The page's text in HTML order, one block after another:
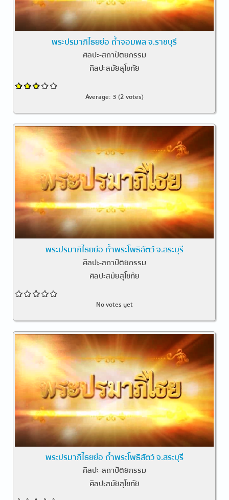
พระปรมาภิไธยย่อ ถ้ำจอมพล จ.ราชบุรี
ศิลปะ-สถาปัตยกรรม
ศิลปะสมัยสุโขทัย
Average: 3 (2 votes)
พระปรมาภิไธยย่อ ถ้ำพระโพธิสัตว์ จ.สระบุรี
ศิลปะ-สถาปัตยกรรม
ศิลปะสมัยสุโขทัย
No votes yet
พระปรมาภิไธยย่อ ถ้ำพระโพธิสัตว์ จ.สระบุรี
ศิลปะ-สถาปัตยกรรม
ศิลปะสมัยสุโขทัย